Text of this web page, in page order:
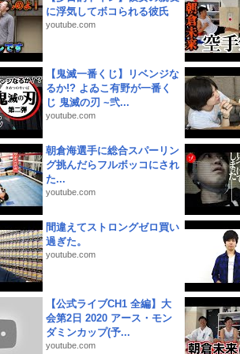
に浮気してボコられる彼氏
youtube.com
【鬼滅一番くじ】リベンジな
るか!? よゐこ有野が一番く
じ 鬼滅の刃 ~弐...
youtube.com
朝倉海選手に総合スパーリン
グ挑んだらフルボッコにされ
た...
youtube.com
間違えてストロングゼロ買い
過ぎた。
youtube.com
【公式ライブCH1 全編】大
会第2日 2020 アース・モン
ダミンカップ(予...
youtube.com